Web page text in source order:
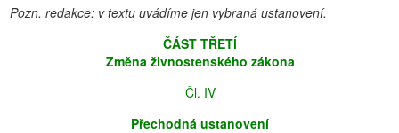
Pozn. redakce: v textu uvádíme jen vybraná ustanovení.
ČÁST TŘETĺ
Změna živnostenského zákona
Čl. IV
Přechodná ustanovení